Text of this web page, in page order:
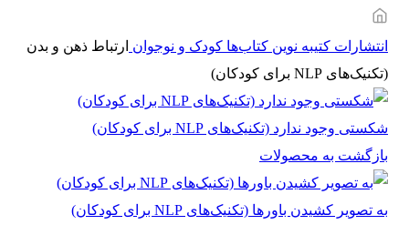
انتشارات کتیبه نوین کتاب‌ها کودک و نوجوان ارتباط ذهن و بدن
(تکنیک‌های NLP برای کودکان)
شکستی وجود ندارد (تکنیک‌های NLP برای کودکان)
بازگشت به محصولات
به تصویر کشیدن باورها (تکنیک‌های NLP برای کودکان)